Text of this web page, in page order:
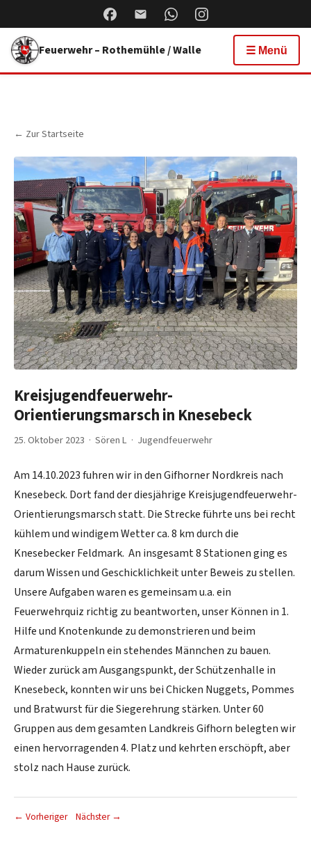
Feuerwehr – Rothemühle / Walle ☰ Menü
← Zur Startseite
Kreisjugendfeuerwehr-
Orientierungsmarsch in Knesebeck
25. Oktober 2023 · Sören L · Jugendfeuerwehr
Am 14.10.2023 fuhren wir in den Gifhorner Nordkreis nach
Knesebeck. Dort fand der diesjährige Kreisjugendfeuerwehr-
Orientierungsmarsch statt. Die Strecke führte uns bei recht
kühlem und windigem Wetter ca. 8 km durch die
Knesebecker Feldmark. An insgesamt 8 Stationen ging es
darum Wissen und Geschicklichkeit unter Beweis zu stellen.
Unsere Aufgaben waren es gemeinsam u.a. ein
Feuerwehrquiz richtig zu beantworten, unser Können in 1.
Hilfe und Knotenkunde zu demonstrieren und beim
Armaturenkuppeln ein stehendes Männchen zu bauen.
Wieder zurück am Ausgangspunkt, der Schützenhalle in
Knesebeck, konnten wir uns bei Chicken Nuggets, Pommes
und Bratwurst für die Siegerehrung stärken. Unter 60
Gruppen aus dem gesamten Landkreis Gifhorn belegten wir
einen hervorragenden 4. Platz und kehrten erschöpft, aber
stolz nach Hause zurück.
← Vorheriger Nächster →